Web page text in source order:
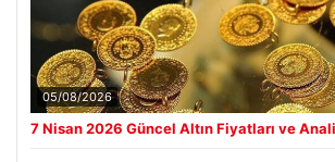
05/08/2026
7 Nisan 2026 Güncel Altın Fiyatları ve